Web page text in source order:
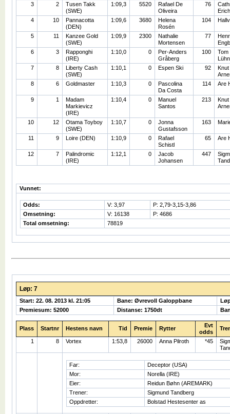
3 2
Tusen Takk
(SWE)
1:09,3 5520
Rafael De
Oliveira
76
4
10
Pannacotta
(DEN)
1:09,6 3680
Helena
Rosén
104
5 11
Kanzee Gold
(SWE)
1:09,9 2300
Nathalie
Mortensen
77
6
3
Rapponghi
(IRE)
1:10,0 0
Per-Anders
Gråberg
100
Tom
7
8
Liberty Cash
(SWE)
1:10,1 0 Espen Ski 92
Knut
8
6 Goldmaster 1:10,3 0
Pascolina
Da Costa
114 Are
9 1
Madam
Markievicz
(IRE)
1:10,4 0
Manuel
Santos
213
Knut
10 12
Otama Toyboy
(SWE)
1:10,7 0
Jonna
Gustafsson
163
11 9 Loire (DEN) 1:10,9 0
Rafael
Schistl
65 Are
12 7
Palindromic
(IRE)
1:12,1 0
Jacob
Johansen
447
Vunnet:
Odds: V: 3,97
P: 2,79-3,15-3,86
Omsetning:
V: 16138
P: 4686
Total omsetning:
78819
Løp: 7
Start: 22. 08. 2013 kl. 21:05 Bane: Øvrevoll Galoppbane
Premiesum: 52000
Distanse: 1750dt
Plass Startnr Hestens navn Tid Premie Rytter
Evt
odds
1 8 Vortex 1:53,8 26000 Anna Pilroth *45
Far:
Deceptor (USA)
Mor:
Norella (IRE)
Eier:
Reidun Bøhn (AREMARK)
Trener:
Sigmund Tandberg
Oppdretter:
Bolstad Hestesenter as